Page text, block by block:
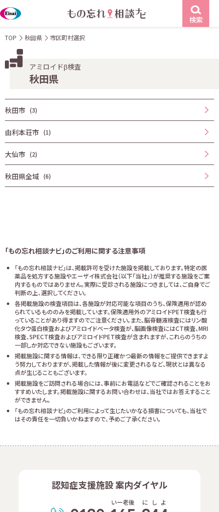
検索
TOP 秋田県 市区町村選択
アミロイドβ検査
秋田県
秋田市 (3)
由利本荘市 (1)
大仙市 (2)
秋田県全域 (6)
「もの忘れ相談ナビ」のご利用に関する注意事項
「もの忘れ相談ナビ」は、掲載許可を受けた施設を掲載しております。特定の医
薬品を処方する施設やエーザイ株式会社（以下「当社」）が推奨する施設をご案
内するものではありません。実際に受診される施設につきましては、ご自身でご
判断の上、選択してください。
各掲載施設の検査項目は、各施設が対応可能な項目のうち、保険適用が認め
られているもののみを掲載しています。保険適用外のアミロイドPET検査も行
っていることがあり得ますのでご注意ください。また、脳脊髄液検査にはリン酸
化タウ蛋白検査およびアミロイドベータ検査が、脳画像検査にはCT検査、MRI
検査、SPECT検査およびアミロイドPET検査が含まれますが、これらのうちの
一部しか対応できない施設もございます。
掲載施設に関する情報は、できる限り正確かつ最新の情報をご提供できますよ
う努力しておりますが、掲載した情報が後に変更されるなど、現状とは異なる
点が生じることもございます。
掲載施設をご訪問される場合には、事前にお電話などでご確認されることをお
すすめいたします。掲載施設に関するお問い合わせは、当社ではお答えすること
ができません。
「もの忘れ相談ナビ」のご利用によって生じたいかなる損害についても、当社で
はその責任を一切負いかねますので、予めご了承ください。
認知症支援施設 案内ダイヤル
いー老後 に し よ